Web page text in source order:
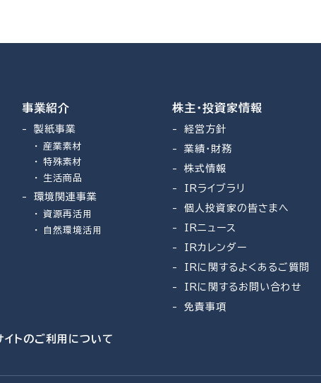
事業紹介
製紙事業
産業素材
特殊素材
生活商品
環境関連事業
資源再活用
自然環境活用
株主・投資家情報
経営方針
業績・財務
株式情報
IRライブラリ
個人投資家の皆さまへ
IRニュース
IRカレンダー
IRに関するよくあるご質問
IRに関するお問い合わせ
免責事項
イトのご利用について